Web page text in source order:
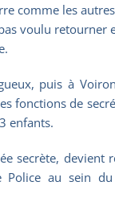
comme les
voulu retourner
puis à
fonctions de
enfants.
secrète, devient
Police au sein